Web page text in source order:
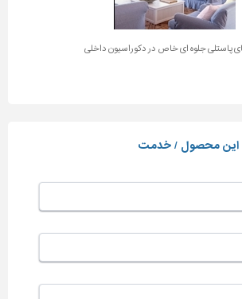
پاستلی جلوه ای خاص در دکوراسیون داخلی
این محصول / خدمت